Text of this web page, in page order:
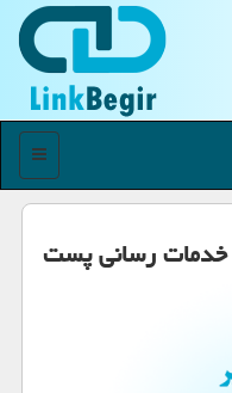
منو
خدمات رسانی پست